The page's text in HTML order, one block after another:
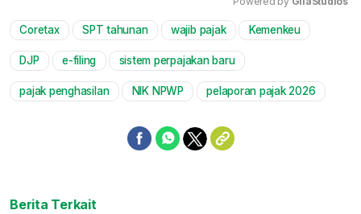
Mute
Coretax SPT tahunan wajib pajak Kemenkeu
DJP e-filing sistem perpajakan baru
pajak penghasilan NIK NPWP pelaporan pajak 2026
Berita Terkait